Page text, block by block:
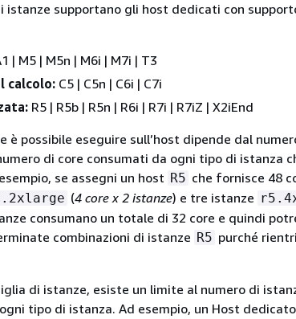
istanze supportano gli host dedicati con
| M5 | M5n | M6i | M7i | T3
calcolo: C5 | C5n | C6i | C7i
R5 | R5b | R5n | R6i | R7i | R7iZ | X2iEnd
è possibile eseguire sull’host dipende dal
di core consumati da ogni tipo di istanza
se assegni un host R5 che fornisce 48
(4 core x 2 istanze) e tre istanze
consumano un totale di 32 core e quindi
combinazioni di istanze R5 purché
di istanze, esiste un limite al numero di
tipo di istanza. Ad esempio, un Host dedicato